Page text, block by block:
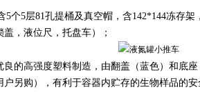
5个5层81孔提桶及真空帽，含142*144冻存架
，液位尺，托盘车）；
的高强度塑料制造，由翻盖（蓝色）和底
另购），有利于容器内贮存的生物样品的安